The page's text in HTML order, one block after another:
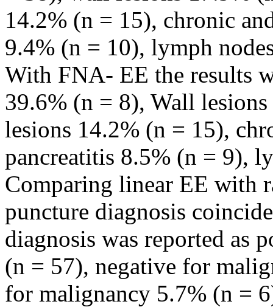
14.2% (n = 15), chronic
9.4% (n = 10), lymph
With FNA- EE the results
39.6% (n = 8), Wall
lesions 14.2% (n = 15),
pancreatitis 8.5% (n = 9),
Comparing linear EE with
puncture diagnosis
diagnosis was reported as
(n = 57), negative for
for malignancy 5.7% (n =